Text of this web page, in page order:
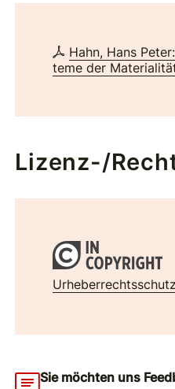
Hahn, Hans
teme der
Lizenz-/
Urheberrechtsschutz
Sie möchten uns